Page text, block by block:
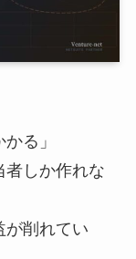
る」
者しか作れな
が削れてい